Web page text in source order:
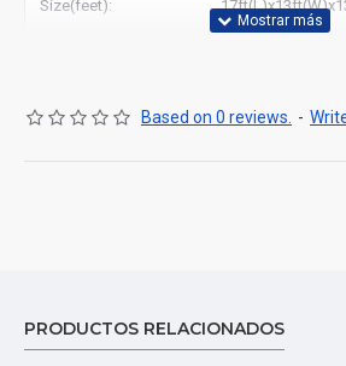
Size(feet):
Based on 0 reviews. -
PRODUCTOS RELACIONADOS